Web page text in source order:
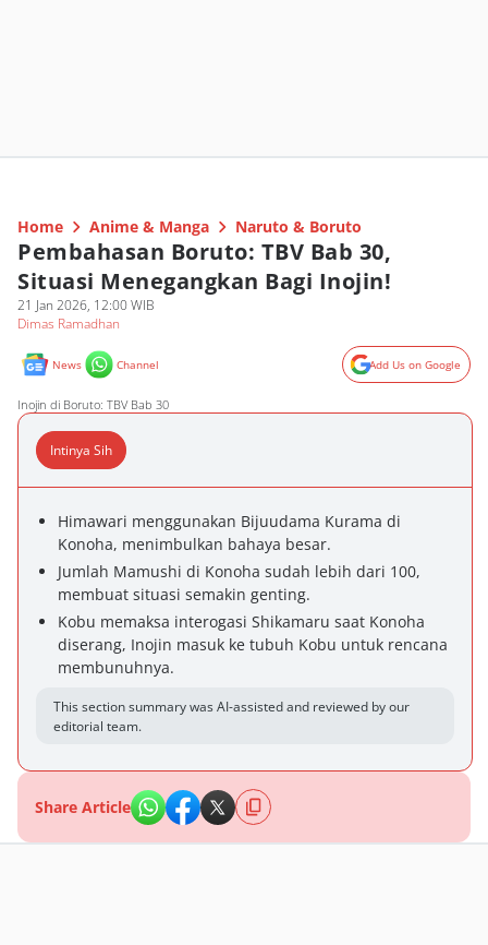
Home Anime & Manga Naruto & Boruto
Pembahasan Boruto: TBV Bab 30,
Situasi Menegangkan Bagi Inojin!
21 Jan 2026, 12:00 WIB
Dimas Ramadhan
News Channel Add Us on Google
Inojin di Boruto: TBV Bab 30
Intinya Sih
Himawari menggunakan Bijuudama Kurama di
Konoha, menimbulkan bahaya besar.
Jumlah Mamushi di Konoha sudah lebih dari 100,
membuat situasi semakin genting.
Kobu memaksa interogasi Shikamaru saat Konoha
diserang, Inojin masuk ke tubuh Kobu untuk rencana
membunuhnya.
This section summary was AI-assisted and reviewed by our
editorial team.
Share Article